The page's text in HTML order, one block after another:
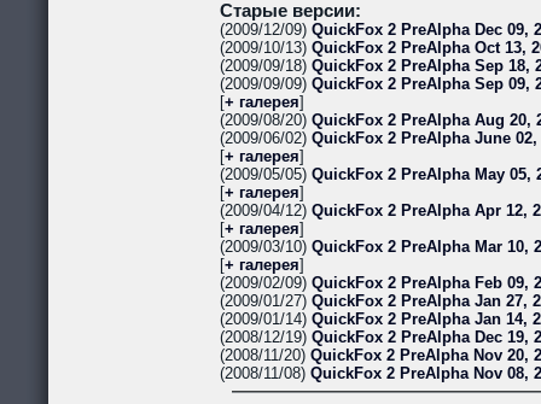
Старые версии:
(2009/12/09) QuickFox 2 PreAlpha Dec 09,
(2009/10/13) QuickFox 2 PreAlpha Oct 13,
(2009/09/18) QuickFox 2 PreAlpha Sep 18,
(2009/09/09) QuickFox 2 PreAlpha Sep 09,
[+ галерея]
(2009/08/20) QuickFox 2 PreAlpha Aug 20,
(2009/06/02) QuickFox 2 PreAlpha June 02,
[+ галерея]
(2009/05/05) QuickFox 2 PreAlpha May 05,
[+ галерея]
(2009/04/12) QuickFox 2 PreAlpha Apr 12,
[+ галерея]
(2009/03/10) QuickFox 2 PreAlpha Mar 10,
[+ галерея]
(2009/02/09) QuickFox 2 PreAlpha Feb 09,
(2009/01/27) QuickFox 2 PreAlpha Jan 27,
(2009/01/14) QuickFox 2 PreAlpha Jan 14,
(2008/12/19) QuickFox 2 PreAlpha Dec 19,
(2008/11/20) QuickFox 2 PreAlpha Nov 20,
(2008/11/08) QuickFox 2 PreAlpha Nov 08,